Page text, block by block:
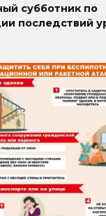
субботник по
последствий